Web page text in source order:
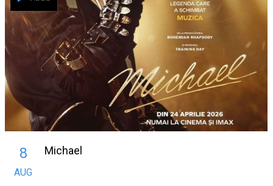
8
AUG
Michael